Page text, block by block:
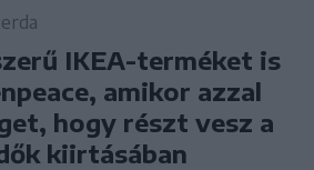
IKEA-terméket is
amikor azzal
hogy részt vesz a
kiirtásában